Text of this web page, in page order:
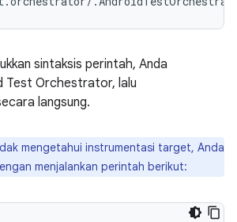
sintaksis perintah, Anda
Test Orchestrator, lalu
langsung.
mengetahui instrumentasi target, Anda
menjalankan perintah berikut: